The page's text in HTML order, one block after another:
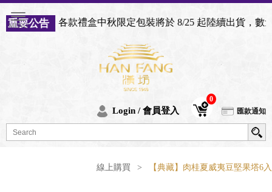
各款禮盒中秋限定包裝將於 8/25 起陸續出貨，數量有限
Login / 會員登入
0
匯款通知
線上購買 > 【典藏】肉桂夏威夷豆堅果塔6入